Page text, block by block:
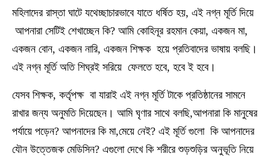
মহিলাদের রাস্তা ঘাটে যথেচ্ছাচারভাবে যাতে ধর্ষিত হয়, এই নগ্ন মূর্তি দিয়ে
আপনারা সেটিই শেখাচ্ছেন কি? আমি কোহিনূর রহমান কেয়া, একজন মা,
একজন বোন, একজন নারি, একজন শিক্ষক হয়ে প্রতিবাদের ভাষায় বলছি।
এই নগ্ন মূর্তি অতি শিঘ্রই সরিয়ে ফেলতে হবে, হবে ই হবে।
যেসব শিক্ষক, কর্তৃপক্ষ বা যারাই এই নগ্ন মূর্তি টাকে প্রতিষ্ঠানের সামনে
রাখার জন্য অনুমতি দিয়েছেন। আমি ঘৃণার সাথে বলছি,আপনারা কি মানুষের
পর্যায়ে পড়েন? আপনাদের কি মা,মেয়ে নেই? এই মূর্তি গুলো কি আপনাদের
যৌন উত্তেজক মেডিসিন? এগুলো দেখে কি শরীরে শুড়শুড়ির অনুভূতি নিয়ে